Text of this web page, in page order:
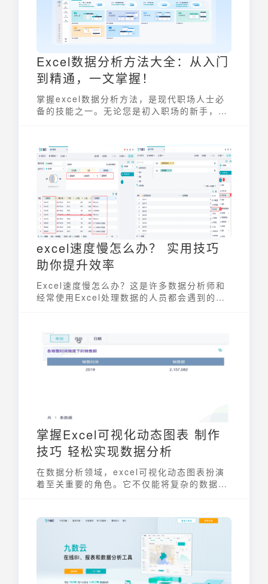
Excel数据分析方法大全：从入门
到精通，一文掌握！
掌握excel数据分析方法，是现代职场人士必
备的技能之一。无论您是初入职场的新手，还
更明智的决策。本文将全面介绍 excel数据分
析方法，助您从入门到精通。
excel速度慢怎么办？ 实用技巧
助你提升效率
Excel速度慢怎么办？这是许多数据分析师和
经常使用Excel处理数据的人员都会遇到的问
缓慢，影响工作效率。了解Excel运行缓慢的
原因并掌握一些实用技巧，可以有效提升
Excel的使用效率。
掌握Excel可视化动态图表 制作
技巧 轻松实现数据分析
在数据分析领域，excel可视化动态图表扮演
着至关重要的角色。它不仅能将复杂的数据转
可视化动态图表制作技巧，能帮助用户轻松应
对数据分析的挑战，提升决策效率和准确性。